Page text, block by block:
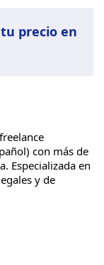
precio en
con más de
Especializada en
y de